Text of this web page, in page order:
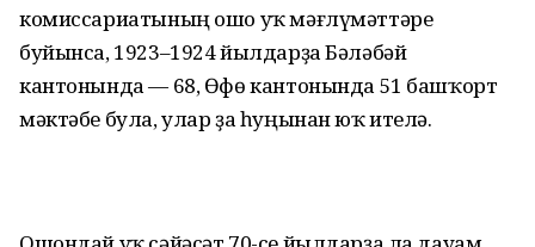
комиссариатының ошо уҡ мәғлүмәттәре
буйынса, 1923–1924 йылдарҙа Бәләбәй
кантонында — 68, Өфө кантонында 51 башҡорт
мәктәбе була, улар ҙа һуңынан юҡ ителә.